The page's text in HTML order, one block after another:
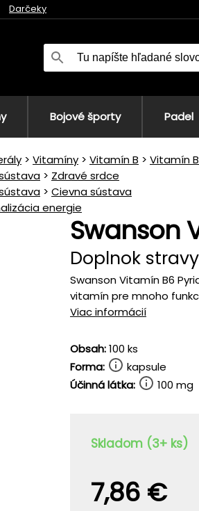
Darčeky
Bojové športy Padel
Vitamíny Vitamín B
Vitamín
Zdravé srdce
Cievna sústava
energie
Swanson
Doplnok
Swanson Vitamín B6
vitamín pre mnoho
Viac informácií
Obsah:100 ks
Forma:
kapsule
Účinná látka:
100 mg
Skladom (3+ ks)
7,86 €